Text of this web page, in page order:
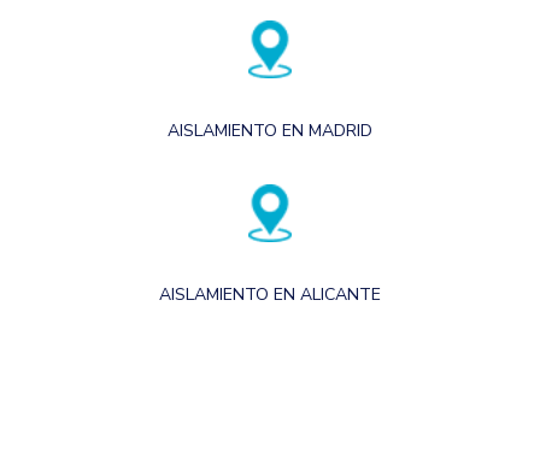
AISLAMIENTO EN MADRID
AISLAMIENTO EN ALICANTE